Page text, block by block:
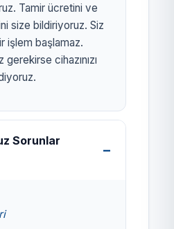
Tamir ücretini ve
size bildiriyoruz. Siz
işlem başlamaz.
cihazınızı
Sorunlar